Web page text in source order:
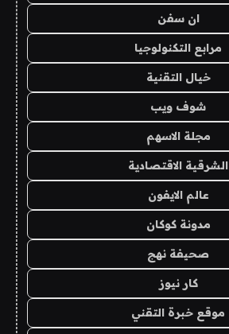
ان سفن
مرابع التكنولوجيا
خيال التقنية
شوف ويب
مجلة الاسهم
الشرقية الاقتصادية
عالم الايفون
مدونة كوكان
صحيفة نهج
كار نيوز
موقع خبرة التقني